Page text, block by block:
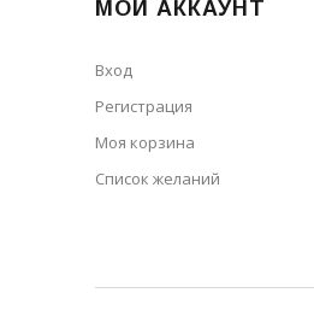
МОЙ АККАУНТ
Вход
Регистрация
Моя корзина
Cписок желаний